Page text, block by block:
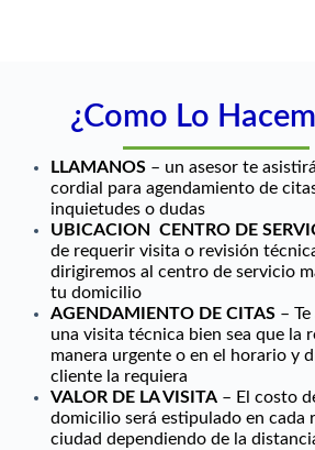
¿Como Lo
LLAMANOS – un asesor te
cordial para agendamiento de
inquietudes o dudas
UBICACION CENTRO DE
de requerir visita o revisión
dirigiremos al centro de servicio
tu domicilio
AGENDAMIENTO DE CITAS –
una visita técnica bien sea que la
manera urgente o en el horario y
cliente la requiera
VALOR DE LA VISITA – El costo
domicilio será estipulado en cada
ciudad dependiendo de la